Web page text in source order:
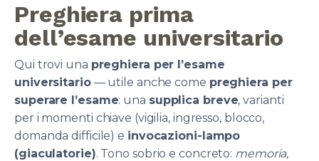
Preghiera prima
dell’esame universitario
Qui trovi una preghiera per l’esame
universitario— utile anche come preghiera per
superare l’esame: una supplica breve, varianti
per i momenti chiave (vigilia, ingresso, blocco,
domanda difficile) e invocazioni-lampo
(giaculatorie). Tono sobrio e concreto: memoria,